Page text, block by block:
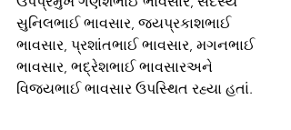
સુનિલભાઈ ભાવસાર, જયપ્રકાશભાઈ
ભાવસાર, પ્રશાંતભાઈ ભાવસાર, મગનભાઈ
ભાવસાર, ભદ્રેશભાઈ ભાવસારઅને
વિજયભાઈ ભાવસાર ઉપસ્થિત રહ્યા હતાં.